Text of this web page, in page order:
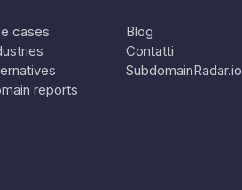
cases
reports
Blog
Contatti
SubdomainRadar.io